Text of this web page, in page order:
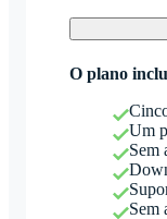
O plano
Um
Sem
Sem